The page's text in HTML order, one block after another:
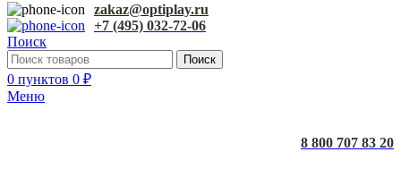
zakaz@optiplay.ru
+7 (495) 032-72-06
Поиск
Поиск
0 пунктов 0 ₽
Меню
8 800 707 83 20